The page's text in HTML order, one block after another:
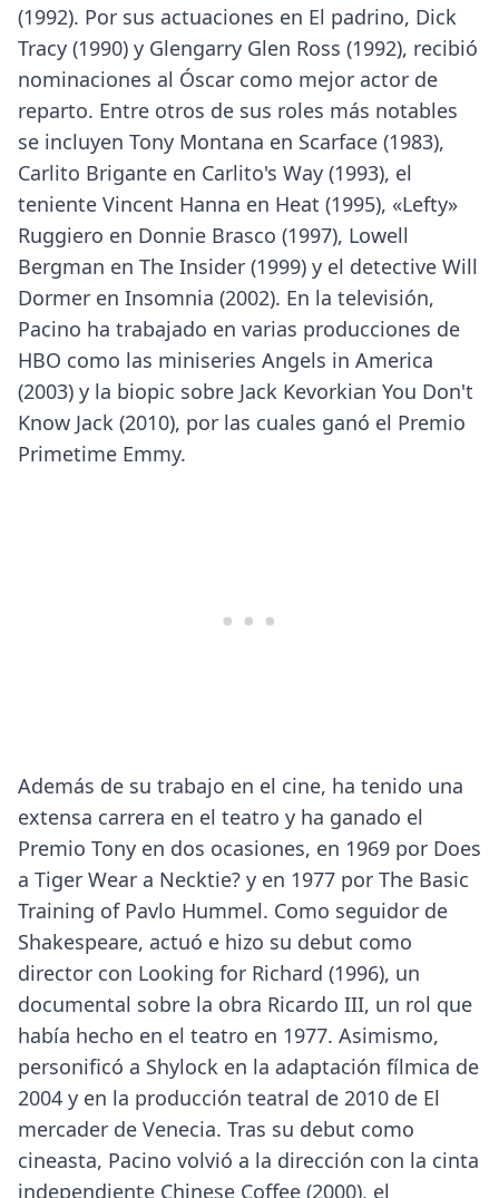
(1992). Por sus actuaciones en El padrino, Dick
Tracy (1990) y Glengarry Glen Ross (1992), recibió
nominaciones al Óscar como mejor actor de
reparto. Entre otros de sus roles más notables
se incluyen Tony Montana en Scarface (1983),
Carlito Brigante en Carlito's Way (1993), el
teniente Vincent Hanna en Heat (1995), «Lefty»
Ruggiero en Donnie Brasco (1997), Lowell
Bergman en The Insider (1999) y el detective Will
Dormer en Insomnia (2002). En la televisión,
Pacino ha trabajado en varias producciones de
HBO como las miniseries Angels in America
(2003) y la biopic sobre Jack Kevorkian You Don't
Know Jack (2010), por las cuales ganó el Premio
Primetime Emmy.
Además de su trabajo en el cine, ha tenido una
extensa carrera en el teatro y ha ganado el
Premio Tony en dos ocasiones, en 1969 por Does
a Tiger Wear a Necktie? y en 1977 por The Basic
Training of Pavlo Hummel. Como seguidor de
Shakespeare, actuó e hizo su debut como
director con Looking for Richard (1996), un
documental sobre la obra Ricardo III, un rol que
había hecho en el teatro en 1977. Asimismo,
personificó a Shylock en la adaptación fílmica de
2004 y en la producción teatral de 2010 de El
mercader de Venecia. Tras su debut como
cineasta, Pacino volvió a la dirección con la cinta
independiente Chinese Coffee (2000), el